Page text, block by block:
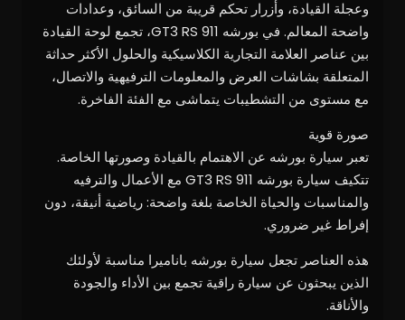
وعجلة القيادة، وأزرار تحكم قريبة من السائق، وعدادات
واضحة المعالم. في بورشه 911 GT3 RS، تجمع لوحة القيادة
بين عناصر العلامة التجارية الكلاسيكية والحلول الأكثر حداثة
المتعلقة بشاشات العرض والمعلومات الترفيهية والاتصال،
مع مستوى من التشطيبات يتماشى مع الفئة الفاخرة.
صورة قوية
تعبر سيارة بورشه عن الاهتمام بالقيادة وصورتها الخاصة.
تتكيف سيارة بورشه 911 GT3 RS مع الأعمال والترفيه
والمناسبات والحياة الخاصة بلغة واضحة: رياضية أنيقة، دون
إفراط غير ضروري.
هذه العناصر تجعل سيارة بورشه باناميرا مناسبة لأولئك
الذين يبحثون عن سيارة راقية تجمع بين الأداء والجودة
والأناقة.